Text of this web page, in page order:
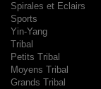
Spirales et Eclairs
Sports
Yin-Yang
Tribal
Petits Tribal
Moyens Tribal
Grands Tribal